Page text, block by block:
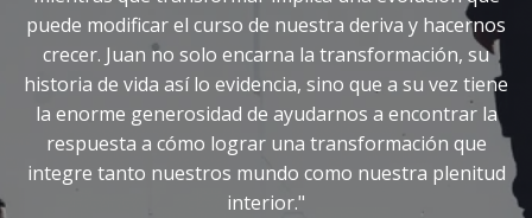
puede modificar el curso de nuestra deriva y hacernos
crecer. Juan no solo encarna la transformación, su
historia de vida así lo evidencia, sino que a su vez tiene
la enorme generosidad de ayudarnos a encontrar la
respuesta a cómo lograr una transformación que
integre tanto nuestros mundo como nuestra plenitud
interior."